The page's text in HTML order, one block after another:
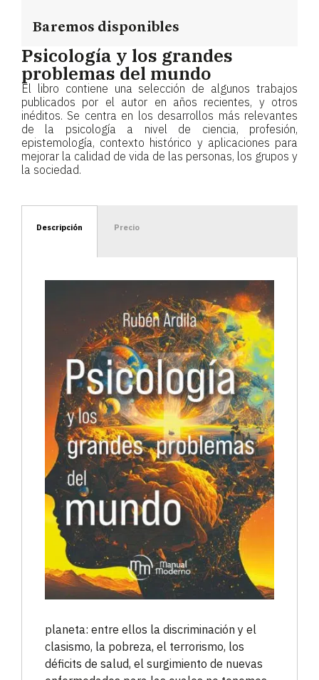
Baremos disponibles
Psicología y los grandes
problemas del mundo
El libro contiene una selección de algunos trabajos
publicados por el autor en años recientes, y otros
inéditos. Se centra en los desarrollos más relevantes
de la psicología a nivel de ciencia, profesión,
epistemología, contexto histórico y aplicaciones para
mejorar la calidad de vida de las personas, los grupos y
la sociedad.
Descripción Precio
planeta: entre ellos la discriminación y el
clasismo, la pobreza, el terrorismo, los
déficits de salud, el surgimiento de nuevas